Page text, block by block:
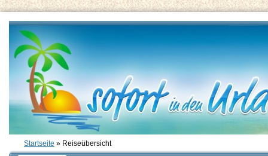
Startseite » Reiseübersicht